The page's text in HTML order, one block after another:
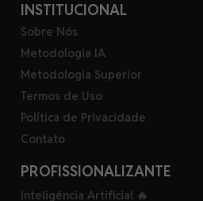
INSTITUCIONAL
Sobre Nós
Metodologia IA
Metodologia Superior
Termos de Uso
Política de Privacidade
Contato
PROFISSIONALIZANTE
Inteligência Artificial 🔥